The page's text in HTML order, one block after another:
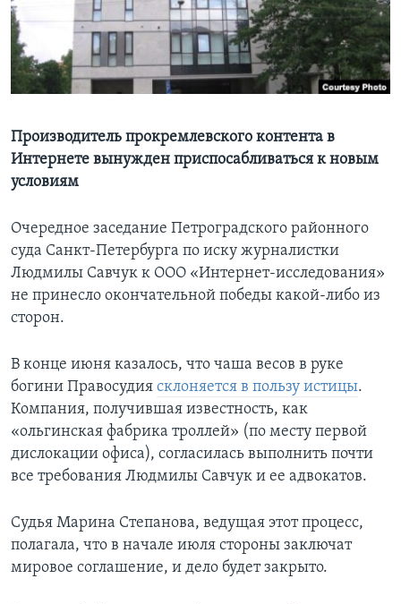
Learning English
СОЦИАЛЬНЫЕ СЕТИ
Языки
Производитель прокремлевского контента в
Интернете вынужден приспосабливаться к новым
условиям
Очередное заседание Петроградского районного
суда Санкт-Петербурга по иску журналистки
Людмилы Савчук к ООО «Интернет-исследования»
не принесло окончательной победы какой-либо из
сторон.
В конце июня казалось, что чаша весов в руке
богини Правосудия склоняется в пользу истицы.
Компания, получившая известность, как
«ольгинская фабрика троллей» (по месту первой
дислокации офиса), согласилась выполнить почти
все требования Людмилы Савчук и ее адвокатов.
Судья Марина Степанова, ведущая этот процесс,
полагала, что в начале июля стороны заключат
мировое соглашение, и дело будет закрыто.